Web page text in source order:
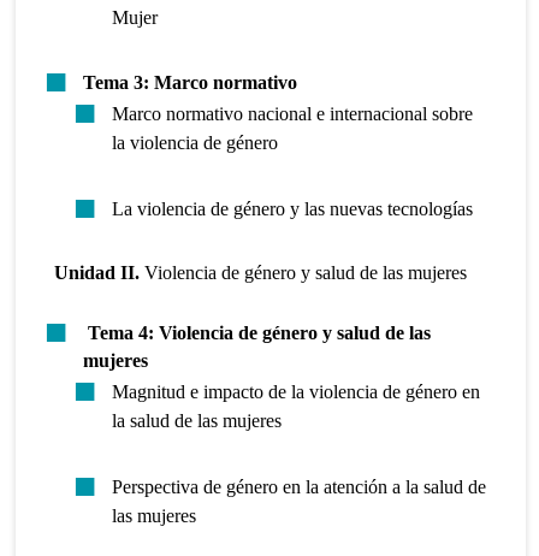
Mujer
Tema 3: Marco normativo
Marco normativo nacional e internacional sobre
la violencia de género
La violencia de género y las nuevas tecnologías
Unidad II.Violencia de género y salud de las mujeres
Tema 4:Violencia de género y salud de las
mujeres
Magnitud e impacto de la violencia de género en
la salud de las mujeres
Perspectiva de género en la atención a la salud de
las mujeres